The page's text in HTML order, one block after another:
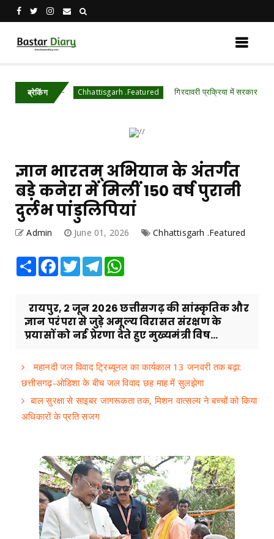
ब्रेकिंग
Chhattisgarh .Featured गिरदावरी प्रक्रिया में सरकार ने किए बड़े
ज्ञान भारतम् अभियान के अंतर्गत
बड़े कनेरा में मिलीं 150 वर्ष पुरानी
दुर्लभ पांडुलिपियां
Admin June 01, 2026 Chhattisgarh .Featured
Share Facebook
TwitterTelegram
रायपुर, 2 जून 2026 छत्तीसगढ़ की सांस्कृतिक और
ज्ञान परंपरा से जुड़े अमूल्य विरासत संरक्षण के
प्रयासों को नई प्रेरणा देते हुए मुख्यमंत्री विष...
महानदी जल विवाद ट्रिब्यूनल का कार्यकाल 13 जनवरी तक बढ़ा:
छत्तीसगढ़-ओडिशा के बीच जल विवाद छह माह में सुलझेगा
बाल सुरक्षा से साइबर जागरूकता तक, मिशन वात्सल्य ने बच्चों को किया
अधिकारों के प्रति सजग